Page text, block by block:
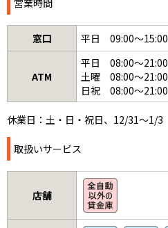
営業時間
窓口 平日 09:00～15:00
ATM
平日 08:00～21:00
土曜 08:00～21:00
日祝 08:00～21:00
休業日：土・日・祝日、12/31～1/3
取扱いサービス
店舗